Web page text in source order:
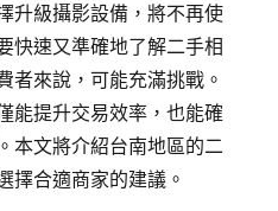
升級攝影設備，將不再使
快速又準確地了解二手相
者來說，可能充滿挑戰。
能提升交易效率，也能確
本文將介紹台南地區的二
擇合適商家的建議。